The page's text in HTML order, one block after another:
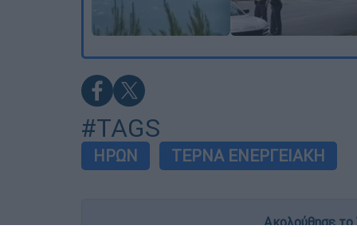
#TAGS
ΗΡΩΝ ΤΕΡΝΑ ΕΝΕΡΓΕΙΑΚΗ
Ακολούθησε το